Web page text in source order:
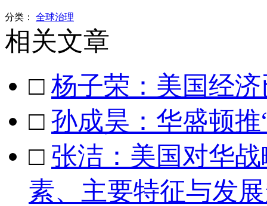
分类： 全球治理
相关文章
□ 杨子荣：美国经
□ 孙成昊：华盛顿
□ 张洁：美国对华
素、主要特征与发